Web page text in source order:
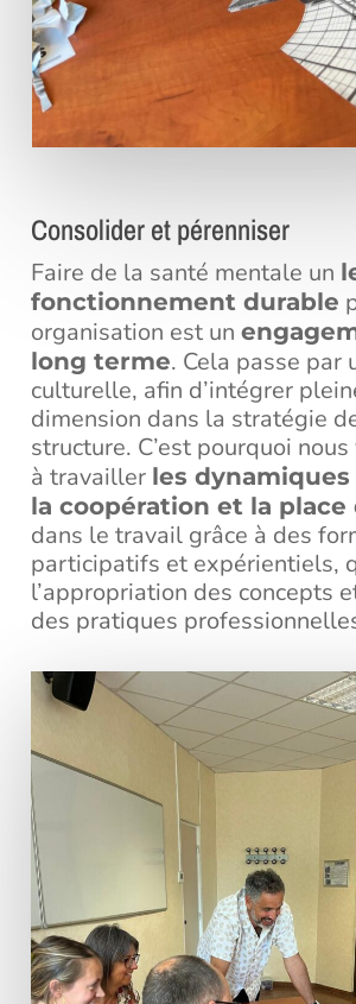
Consolider et pérenniser
Faire de la santé mentale un
fonctionnement durable
organisation est un
long terme. Cela passe par
culturelle, afin d’intégrer
dimension dans la stratégie
structure. C’est pourquoi
à travailler les
la coopération et la place
dans le travail grâce à des
participatifs et expérientiels,
l’appropriation des concepts
des pratiques